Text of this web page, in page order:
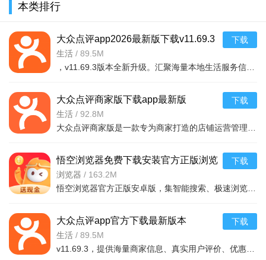
天周末!
现在还有加油站查询,停车场查询,医院查询,药店查询所有功能
等你来!
大众点评美食榜单吃货必备神器
序号 软件名称 一句话优势
美团
3 百度地图 精准查餐厅位置，一键导航不迷路。
4 小红书 真实吃货笔记，种草宝藏餐厅。
6 味全方 专业美食评分，帮你避坑选好店。
啦啦啦 本地老饕私藏榜单，小众美味多。
本类排行
大众点评app2026最新版下载v11.69.3
2026手机版
生活 / 89.5M
下载
大众点评商家版下载app最新版
v11.69.3 2026安卓手机版
生活 / 92.8M
下载
悟空浏览器免费下载安装官方正版浏览
器v18.0.0 2026安卓版
浏览器 / 163.2M
下载
大众点评app官方下载最新版本
v11.69.3 2026手机版
生活 / 89.5M
下载